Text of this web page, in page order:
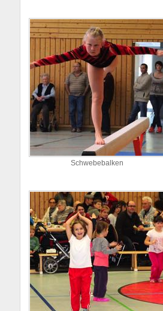
Schwebebalken